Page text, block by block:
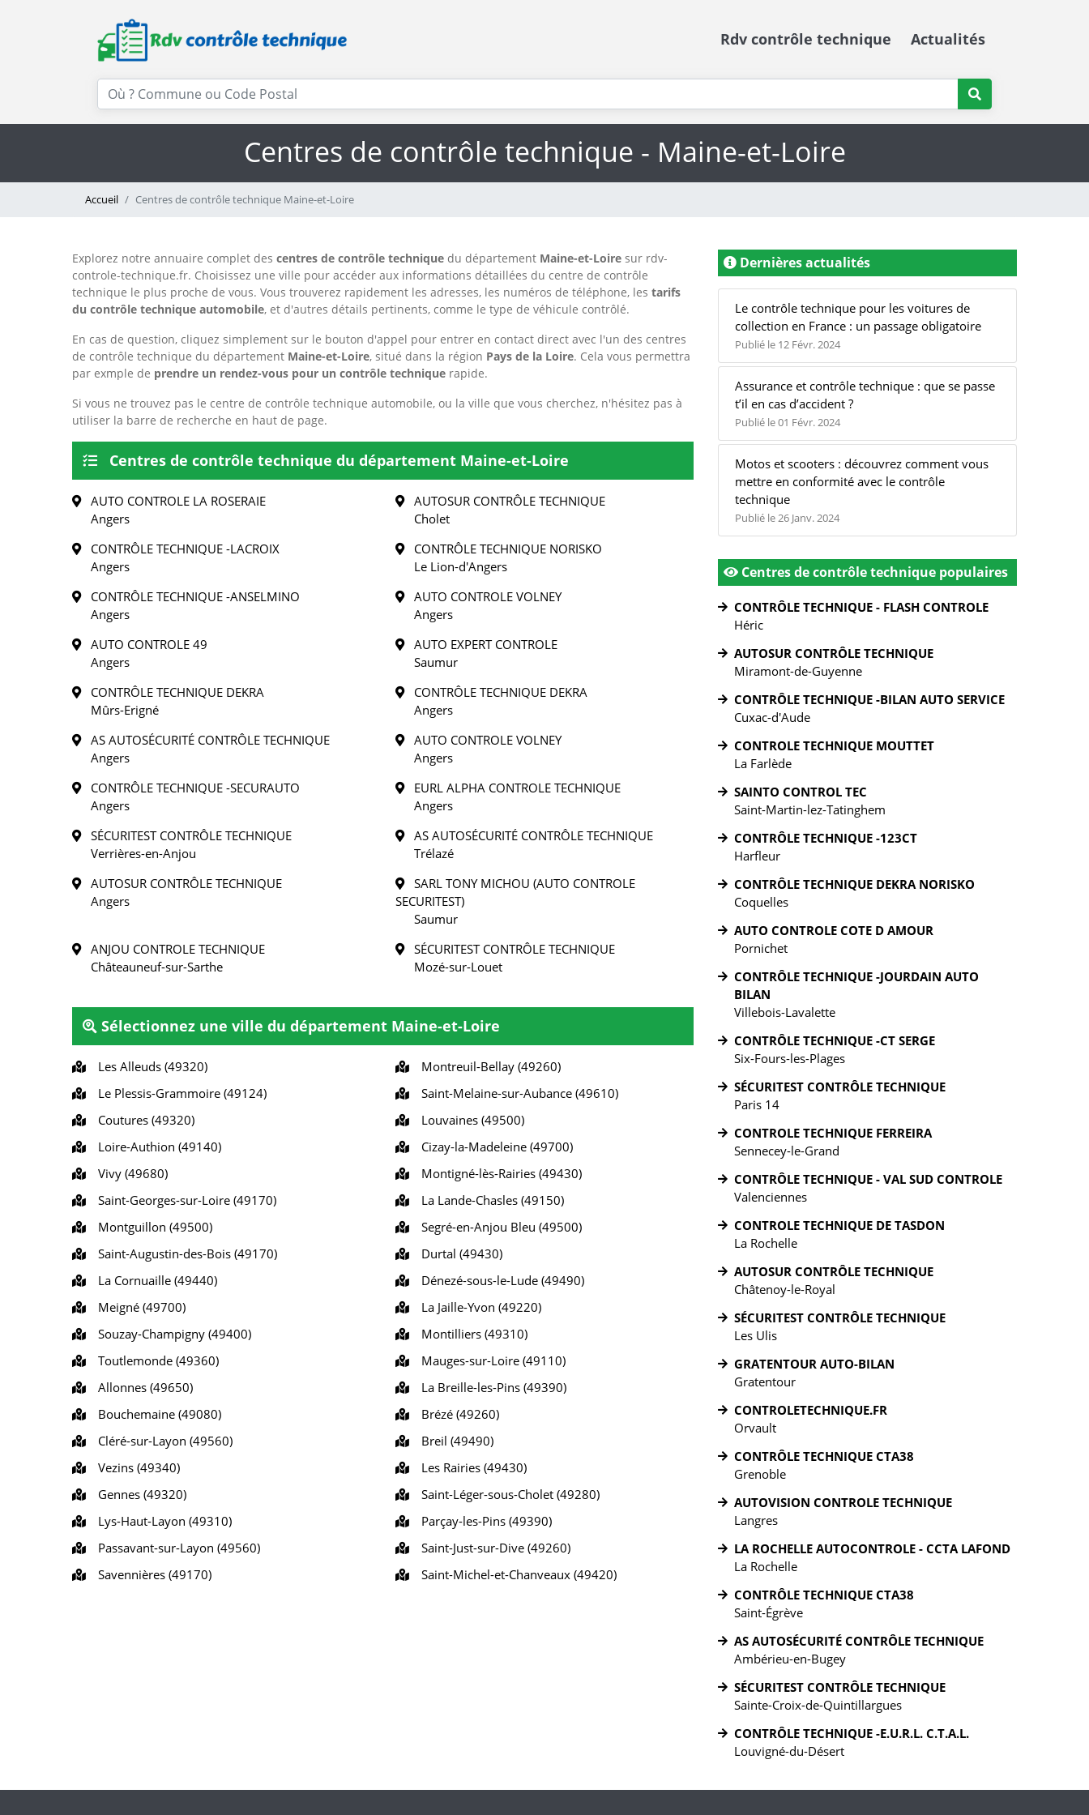
Rdv contrôle technique Actualités
Centres de contrôle technique - Maine-et-Loire
Accueil Centres de contrôle technique Maine-et-Loire
Explorez notre annuaire complet des centres de contrôle technique du département Maine-et-Loire sur rdv-
controle-technique.fr. Choisissez une ville pour accéder aux informations détaillées du centre de contrôle
technique le plus proche de vous. Vous trouverez rapidement les adresses, les numéros de téléphone, les tarifs
du contrôle technique automobile, et d'autres détails pertinents, comme le type de véhicule contrôlé.
En cas de question, cliquez simplement sur le bouton d'appel pour entrer en contact direct avec l'un des centres
de contrôle technique du département Maine-et-Loire, situé dans la région Pays de la Loire. Cela vous permettra
par exmple de prendre un rendez-vous pour un contrôle technique rapide.
Si vous ne trouvez pas le centre de contrôle technique automobile, ou la ville que vous cherchez, n'hésitez pas à
utiliser la barre de recherche en haut de page.
Centres de contrôle technique du département Maine-et-Loire
AUTO CONTROLE LA ROSERAIE
Angers
AUTOSUR CONTRÔLE TECHNIQUE
Cholet
CONTRÔLE TECHNIQUE -LACROIX
Angers
CONTRÔLE TECHNIQUE NORISKO
Le Lion-d'Angers
CONTRÔLE TECHNIQUE -ANSELMINO
Angers
AUTO CONTROLE VOLNEY
Angers
AUTO CONTROLE 49
Angers
AUTO EXPERT CONTROLE
Saumur
CONTRÔLE TECHNIQUE DEKRA
Mûrs-Erigné
CONTRÔLE TECHNIQUE DEKRA
Angers
AS AUTOSÉCURITÉ CONTRÔLE TECHNIQUE
Angers
AUTO CONTROLE VOLNEY
Angers
CONTRÔLE TECHNIQUE -SECURAUTO
Angers
EURL ALPHA CONTROLE TECHNIQUE
Angers
SÉCURITEST CONTRÔLE TECHNIQUE
Verrières-en-Anjou
AS AUTOSÉCURITÉ CONTRÔLE TECHNIQUE
Trélazé
AUTOSUR CONTRÔLE TECHNIQUE
Angers
SARL TONY MICHOU (AUTO CONTROLE
SECURITEST)
Saumur
ANJOU CONTROLE TECHNIQUE
Châteauneuf-sur-Sarthe
SÉCURITEST CONTRÔLE TECHNIQUE
Mozé-sur-Louet
Sélectionnez une ville du département Maine-et-Loire
Les Alleuds (49320)
Montreuil-Bellay (49260)
Le Plessis-Grammoire (49124)
Saint-Melaine-sur-Aubance (49610)
Coutures (49320)
Louvaines (49500)
Loire-Authion (49140)
Cizay-la-Madeleine (49700)
Vivy (49680)
Montigné-lès-Rairies (49430)
Saint-Georges-sur-Loire (49170)
La Lande-Chasles (49150)
Montguillon (49500)
Segré-en-Anjou Bleu (49500)
Saint-Augustin-des-Bois (49170)
Durtal (49430)
La Cornuaille (49440)
Dénezé-sous-le-Lude (49490)
Meigné (49700)
La Jaille-Yvon (49220)
Souzay-Champigny (49400)
Montilliers (49310)
Toutlemonde (49360)
Mauges-sur-Loire (49110)
Allonnes (49650)
La Breille-les-Pins (49390)
Bouchemaine (49080)
Brézé (49260)
Cléré-sur-Layon (49560)
Breil (49490)
Vezins (49340)
Les Rairies (49430)
Gennes (49320)
Saint-Léger-sous-Cholet (49280)
Lys-Haut-Layon (49310)
Parçay-les-Pins (49390)
Passavant-sur-Layon (49560)
Saint-Just-sur-Dive (49260)
Savennières (49170)
Saint-Michel-et-Chanveaux (49420)
Dernières actualités
Le contrôle technique pour les voitures de
collection en France : un passage obligatoire
Publié le 12 Févr. 2024
Assurance et contrôle technique : que se passe
t’il en cas d’accident ?
Publié le 01 Févr. 2024
Motos et scooters : découvrez comment vous
mettre en conformité avec le contrôle
technique
Publié le 26 Janv. 2024
Centres de contrôle technique populaires
CONTRÔLE TECHNIQUE - FLASH CONTROLE
Héric
AUTOSUR CONTRÔLE TECHNIQUE
Miramont-de-Guyenne
CONTRÔLE TECHNIQUE -BILAN AUTO SERVICE
Cuxac-d'Aude
CONTROLE TECHNIQUE MOUTTET
La Farlède
SAINTO CONTROL TEC
Saint-Martin-lez-Tatinghem
CONTRÔLE TECHNIQUE -123CT
Harfleur
CONTRÔLE TECHNIQUE DEKRA NORISKO
Coquelles
AUTO CONTROLE COTE D AMOUR
Pornichet
CONTRÔLE TECHNIQUE -JOURDAIN AUTO
BILAN
Villebois-Lavalette
CONTRÔLE TECHNIQUE -CT SERGE
Six-Fours-les-Plages
SÉCURITEST CONTRÔLE TECHNIQUE
Paris 14
CONTROLE TECHNIQUE FERREIRA
Sennecey-le-Grand
CONTRÔLE TECHNIQUE - VAL SUD CONTROLE
Valenciennes
CONTROLE TECHNIQUE DE TASDON
La Rochelle
AUTOSUR CONTRÔLE TECHNIQUE
Châtenoy-le-Royal
SÉCURITEST CONTRÔLE TECHNIQUE
Les Ulis
GRATENTOUR AUTO-BILAN
Gratentour
CONTROLETECHNIQUE.FR
Orvault
CONTRÔLE TECHNIQUE CTA38
Grenoble
AUTOVISION CONTROLE TECHNIQUE
Langres
LA ROCHELLE AUTOCONTROLE - CCTA LAFOND
La Rochelle
CONTRÔLE TECHNIQUE CTA38
Saint-Égrève
AS AUTOSÉCURITÉ CONTRÔLE TECHNIQUE
Ambérieu-en-Bugey
SÉCURITEST CONTRÔLE TECHNIQUE
Sainte-Croix-de-Quintillargues
CONTRÔLE TECHNIQUE -E.U.R.L. C.T.A.L.
Louvigné-du-Désert